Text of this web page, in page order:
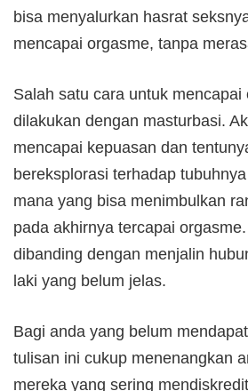
bisa menyalurkan hasrat
mencapai orgasme, tanpa
Salah satu cara untuk mencapai
dilakukan dengan masturbasi.
mencapai kepuasan dan
bereksplorasi terhadap
mana yang bisa menimbulkan
pada akhirnya tercapai
dibanding dengan menjalin
laki yang belum jelas.
Bagi anda yang belum
tulisan ini cukup menenangkan
mereka yang sering